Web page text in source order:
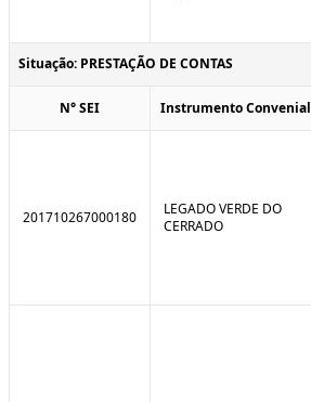
Situação: PRESTAÇÃO DE CONTAS
N° SEI Instrumento Convenial
201710267000180
LEGADO VERDE DO
CERRADO